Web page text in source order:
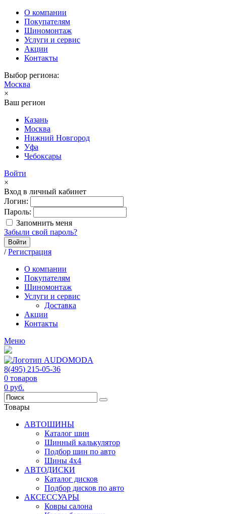
О компании
Покупателям
Шиномонтаж
Услуги и сервис
Акции
Контакты
Выбор региона:
Москва
×
Ваш регион
Казань
Москва
Нижний Новгород
Уфа
Чебоксары
Войти
×
Вход в личный кабинет
Логин:
Пароль:
Запомнить меня
Забыли свой пароль?
Войти
/ Регистрация
О компании
Покупателям
Шиномонтаж
Услуги и сервис
Доставка
Акции
Контакты
Меню
8(495) 215-05-36
0 товаров
0 руб.
Товары
АВТОШИНЫ
Каталог шин
Шинный калькулятор
Подбор шин по авто
Шины 4x4
АВТОДИСКИ
Каталог дисков
Подбор дисков по авто
АКСЕССУАРЫ
Ковры салона